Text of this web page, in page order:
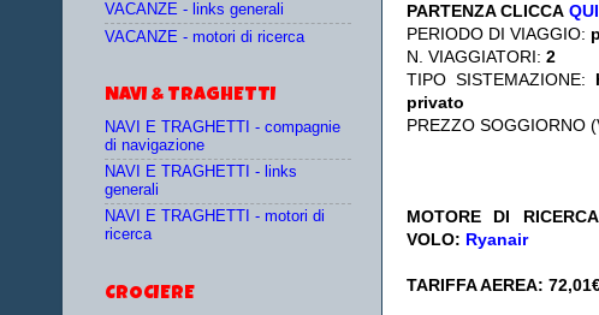
PARTENZA CLICCA QUI
PERIODO DI VIAGGIO:
N. VIAGGIATORI: 2
TIPO SISTEMAZIONE:
privato
PREZZO SOGGIORNO
MOTORE DI
VOLO: Ryanair
TARIFFA AEREA: 72,01
VACANZE - links generali
VACANZE - motori di ricerca
NAVI & TRAGHETTI
NAVI E TRAGHETTI - compagnie
di navigazione
NAVI E TRAGHETTI - links
generali
NAVI E TRAGHETTI - motori di
ricerca
CROCIERE